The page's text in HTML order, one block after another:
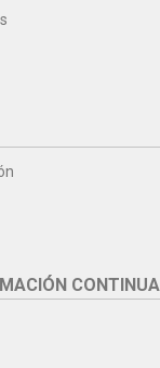
CONTINUA